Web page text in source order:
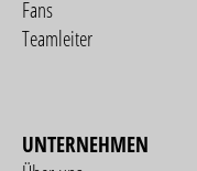
Fans
Teamleiter
UNTERNEHMEN